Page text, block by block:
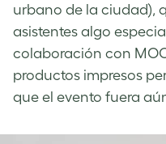
urbano de la ciudad),
asistentes algo
colaboración con
productos impresos
que el evento fuera